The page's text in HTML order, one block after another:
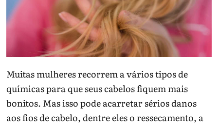
Muitas mulheres recorrem a vários tipos de
químicas para que seus cabelos fiquem mais
bonitos. Mas isso pode acarretar sérios danos
aos fios de cabelo, dentre eles o ressecamento, a